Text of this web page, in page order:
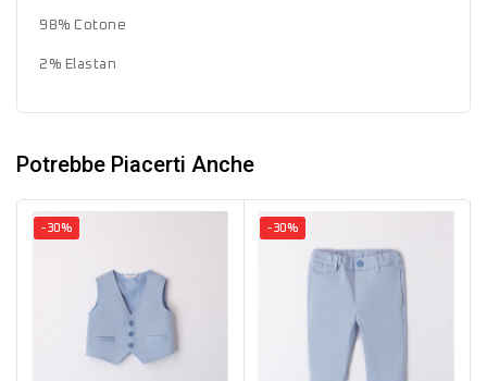
98% Cotone
2% Elastan
Potrebbe Piacerti Anche
-30% -30%